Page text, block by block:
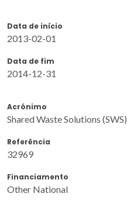
Data de início
2013-02-01
Data de fim
2014-12-31
Acrónimo
Shared Waste Solutions (SWS)
Referência
32969
Financiamento
Other National